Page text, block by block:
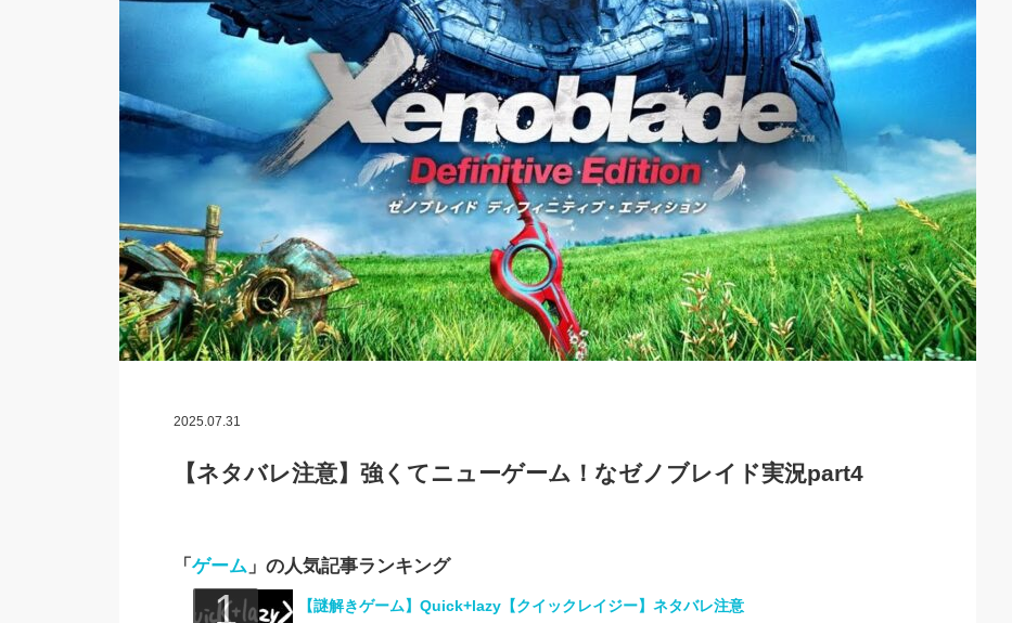
2025.07.31
【ネタバレ注意】強くてニューゲーム！なゼノブレイド実況part4
「 ゲーム」の人気記事ランキング
【謎解きゲーム】Quick+lazy【クイックレイジー】ネタバレ注意